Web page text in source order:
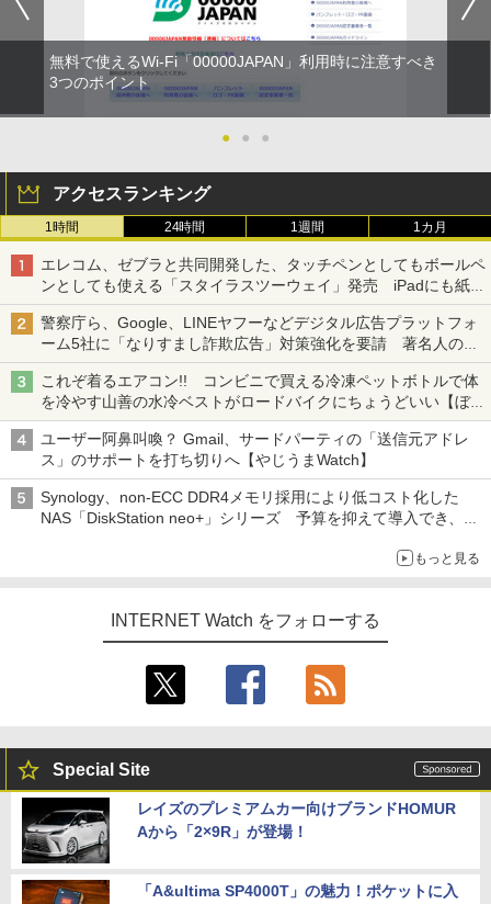
無料で使えるWi-Fi「00000JAPAN」利用時に注意すべき
3つのポイント
● ● ●
アクセスランキング
1時間 24時間 1週間 1カ月
エレコム、ゼブラと共同開発した、タッチペンとしてもボールペ
ンとしても使える「スタイラスツーウェイ」発売 iPadにも紙に
も、持ち替えずに書き込める
警察庁ら、Google、LINEヤフーなどデジタル広告プラットフォ
ーム5社に「なりすまし詐欺広告」対策強化を要請 著名人の写
真や映像を使った投資詐欺などへの対策として
これぞ着るエアコン!! コンビニで買える冷凍ペットボトルで体
を冷やす山善の水冷ベストがロードバイクにちょうどいい【ぼっ
ち・ざ・ろーど！その14】【空いた時間でなにしてる？】
ユーザー阿鼻叫喚？ Gmail、サードパーティの「送信元アドレ
ス」のサポートを打ち切りへ【やじうまWatch】
Synology、non-ECC DDR4メモリ採用により低コスト化した
NAS「DiskStation neo+」シリーズ 予算を抑えて導入でき、
もっと見る
INTERNET Watch をフォローする
Special Site
レイズのプレミアムカー向けブランドHOMUR
Aから「2×9R」が登場！
「A&ultima SP4000T」の魅力！ポケットに入